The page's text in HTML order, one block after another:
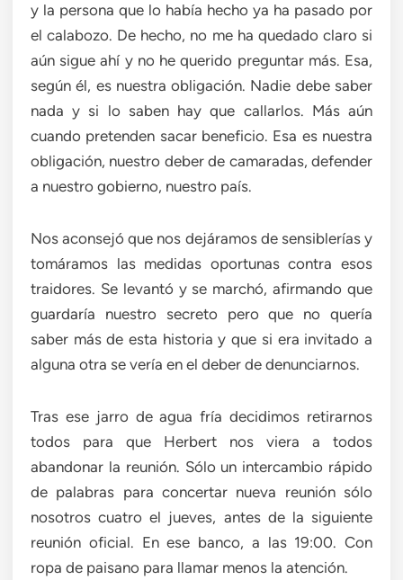
y la persona que lo había hecho ya ha pasado por
el calabozo. De hecho, no me ha quedado claro si
aún sigue ahí y no he querido preguntar más. Esa,
según él, es nuestra obligación. Nadie debe saber
nada y si lo saben hay que callarlos. Más aún
cuando pretenden sacar beneficio. Esa es nuestra
obligación, nuestro deber de camaradas, defender
a nuestro gobierno, nuestro país.
Nos aconsejó que nos dejáramos de sensiblerías y
tomáramos las medidas oportunas contra esos
traidores. Se levantó y se marchó, afirmando que
guardaría nuestro secreto pero que no quería
saber más de esta historia y que si era invitado a
alguna otra se vería en el deber de denunciarnos.
Tras ese jarro de agua fría decidimos retirarnos
todos para que Herbert nos viera a todos
abandonar la reunión. Sólo un intercambio rápido
de palabras para concertar nueva reunión sólo
nosotros cuatro el jueves, antes de la siguiente
reunión oficial. En ese banco, a las 19:00. Con
ropa de paisano para llamar menos la atención.